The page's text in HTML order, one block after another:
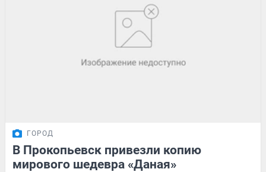
ГОРОД
В Прокопьевск привезли копию
мирового шедевра «Даная»